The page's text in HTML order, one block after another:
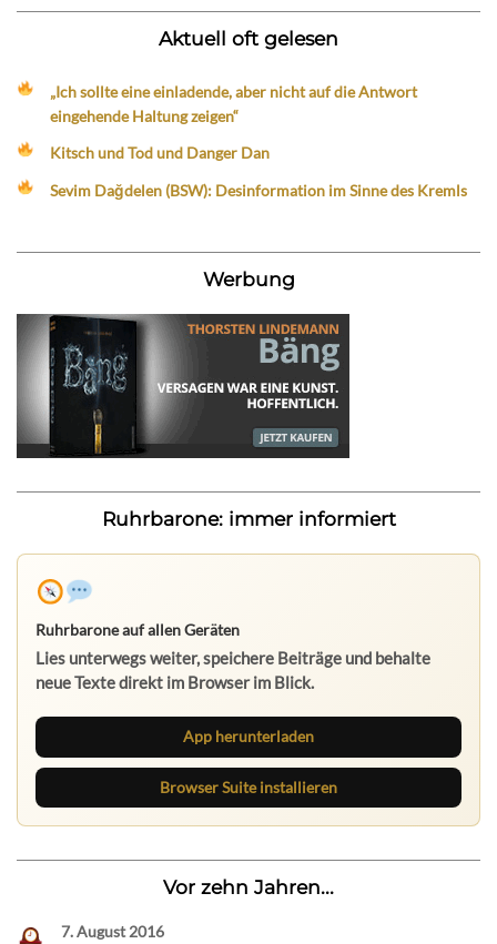
Aktuell oft gelesen
„Ich sollte eine einladende, aber nicht auf die Antwort
eingehende Haltung zeigen“
Kitsch und Tod und Danger Dan
Sevim Dağdelen (BSW): Desinformation im Sinne des Kremls
Werbung
Ruhrbarone: immer informiert
Ruhrbarone auf allen Geräten
Lies unterwegs weiter, speichere Beiträge und behalte
neue Texte direkt im Browser im Blick.
App herunterladen
Browser Suite installieren
Vor zehn Jahren...
7. August 2016